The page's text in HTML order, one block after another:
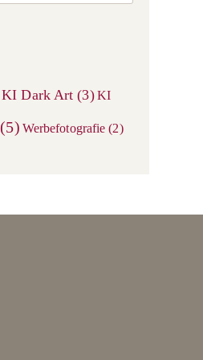
KI Dark Art (3)KI
(5) Werbefotografie (2)